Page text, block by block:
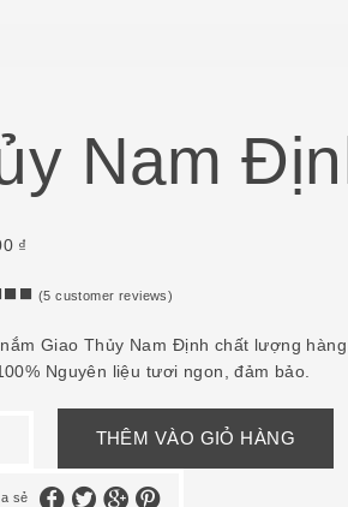
Nam
₫
55(5 customer reviews)
Giao Thủy Nam Định chất lượng
Nguyên liệu tươi ngon, đảm bảo.
THÊM VÀO GIỎ HÀNG
sẻ